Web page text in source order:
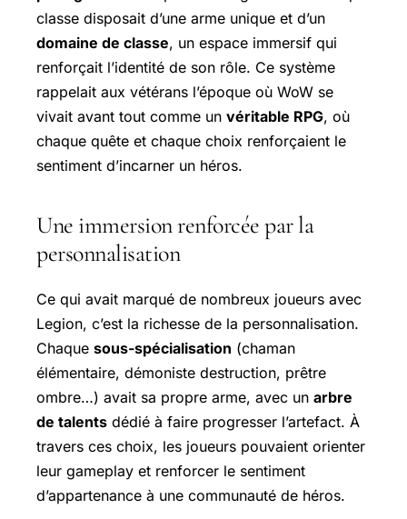
classe disposait d’une arme unique et d’un
domaine de classe, un espace immersif qui
renforçait l’identité de son rôle. Ce système
rappelait aux vétérans l’époque où WoW se
vivait avant tout comme un véritable RPG, où
chaque quête et chaque choix renforçaient le
sentiment d’incarner un héros.
Une immersion renforcée par la
personnalisation
Ce qui avait marqué de nombreux joueurs avec
Legion, c’est la richesse de la personnalisation.
Chaque sous-spécialisation (chaman
élémentaire, démoniste destruction, prêtre
ombre…) avait sa propre arme, avec un arbre
de talents dédié à faire progresser l’artefact. À
travers ces choix, les joueurs pouvaient orienter
leur gameplay et renforcer le sentiment
d’appartenance à une communauté de héros.